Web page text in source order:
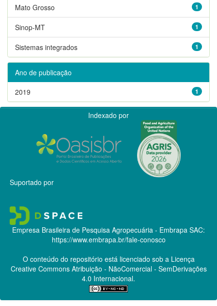
1
Mato Grosso
1
Sinop-MT
1
Sistemas integrados
Ano de publicação
1
2019
Indexado por
Suportado por
Empresa Brasileira de Pesquisa Agropecuária - Embrapa SAC:
https://www.embrapa.br/fale-conosco
O conteúdo do repositório está licenciado sob a Licença
Creative CommonsAtribuição - NãoComercial - SemDerivações
4.0 Internacional.